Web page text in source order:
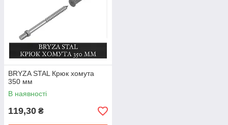
BRYZA STAL Крюк хомута
350 мм
В наявності
119,30 ₴